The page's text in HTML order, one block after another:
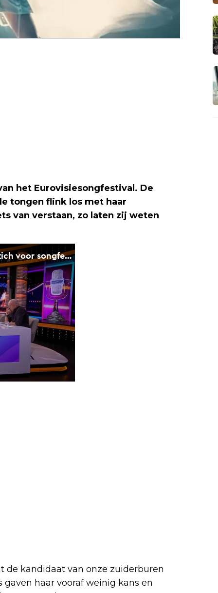
het Eurovisiesongfestival. De
tongen flink los met haar
van verstaan, zo laten zij weten
de kandidaat van onze zuiderburen
haar vooraf weinig kans en